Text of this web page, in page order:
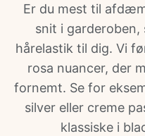
Er du mest til
snit i garderoben,
hårelastik til dig. Vi
rosa nuancer, der
fornemt. Se for
silver eller creme
klassiske i